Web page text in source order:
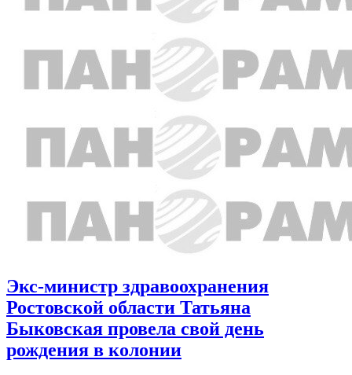
Экс-министр здравоохранения
Ростовской области Татьяна
Быковская провела свой день
рождения в колонии